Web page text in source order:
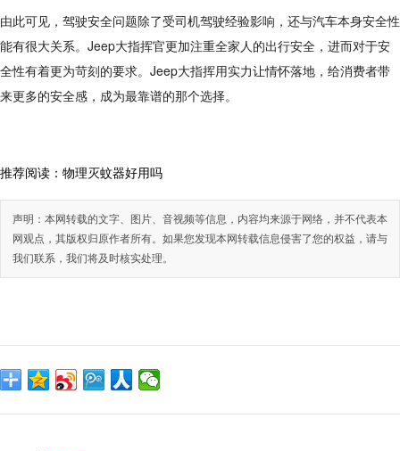
由此可见，驾驶安全问题除了受司机驾驶经验影响，还与汽车本身安全性
能有很大关系。Jeep大指挥官更加注重全家人的出行安全，进而对于安
全性有着更为苛刻的要求。Jeep大指挥用实力让情怀落地，给消费者带
来更多的安全感，成为最靠谱的那个选择。
推荐阅读： 物理灭蚊器好用吗
声明：本网转载的文字、图片、音视频等信息，内容均来源于网络，并不代表本
网观点，其版权归原作者所有。如果您发现本网转载信息侵害了您的权益，请与
我们联系，我们将及时核实处理。